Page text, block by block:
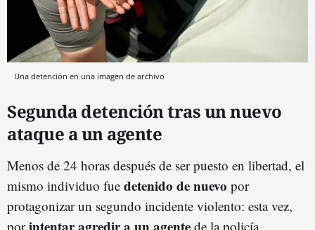
Una detención en una imagen de archivo
Segunda detención tras un nuevo
ataque a un agente
Menos de 24 horas después de ser puesto en libertad, el
mismo individuo fue detenido de nuevo por
protagonizar un segundo incidente violento: esta vez,
porintentar agredir a un agente de la policía